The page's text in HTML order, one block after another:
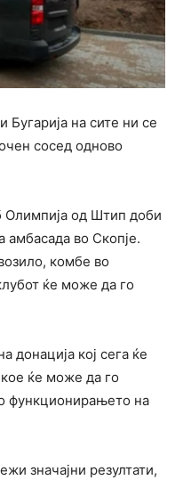
Бугарија на сите ни се
сосед одново
Олимпија од Штип доби
амбасада во Скопје.
комбе во
ќе може да го
донација кој сега ќе
ќе може да го
функционирањето на
значајни резултати,